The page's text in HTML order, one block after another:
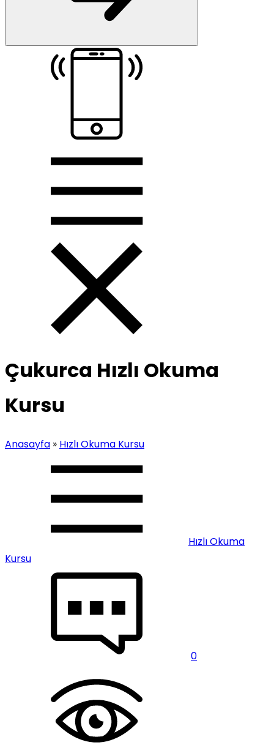
Çukurca Hızlı Okuma
Kursu
Anasayfa » Hızlı Okuma Kursu
Hızlı Okuma
Kursu
0